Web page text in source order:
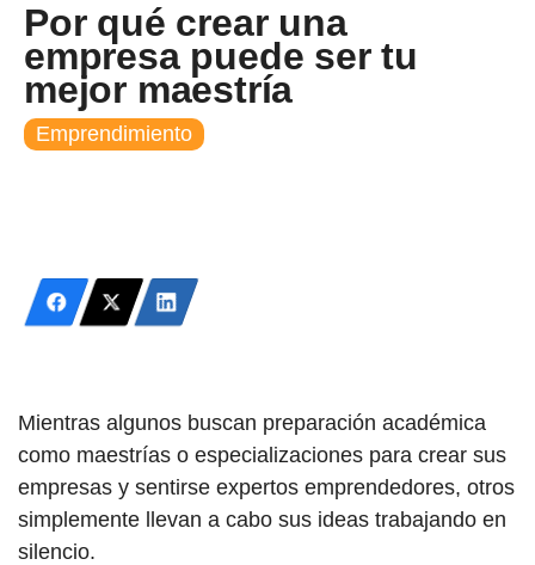
Por qué crear una
empresa puede ser tu
mejor maestría
Emprendimiento
Mientras algunos buscan preparación académica
como maestrías o especializaciones para crear sus
empresas y sentirse expertos emprendedores, otros
simplemente llevan a cabo sus ideas trabajando en
silencio.